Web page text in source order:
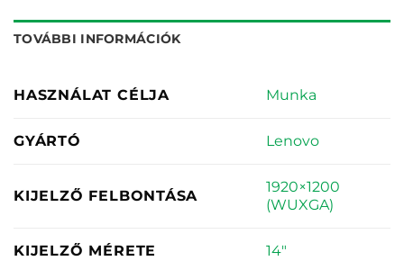
TOVÁBBI INFORMÁCIÓK
HASZNÁLAT CÉLJA Munka
GYÁRTÓ Lenovo
KIJELZŐ FELBONTÁSA
1920×1200
(WUXGA)
KIJELZŐ MÉRETE 14"